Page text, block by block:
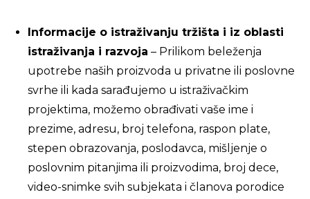
Informacije o istraživanju tržišta i iz oblasti
istraživanja i razvoja – Prilikom beleženja
upotrebe naših proizvoda u privatne ili poslovne
svrhe ili kada sarađujemo u istraživačkim
projektima, možemo obrađivati vaše ime i
prezime, adresu, broj telefona, raspon plate,
stepen obrazovanja, poslodavca, mišljenje o
poslovnim pitanjima ili proizvodima, broj dece,
video-snimke svih subjekata i članova porodice